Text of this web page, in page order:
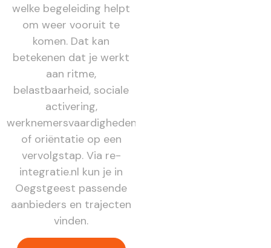
welke begeleiding helpt
om weer vooruit te
komen. Dat kan
betekenen dat je werkt
aan ritme,
belastbaarheid, sociale
activering,
werknemersvaardigheden
of oriëntatie op een
vervolgstap. Via re-
integratie.nl kun je in
Oegstgeest passende
aanbieders en trajecten
vinden.